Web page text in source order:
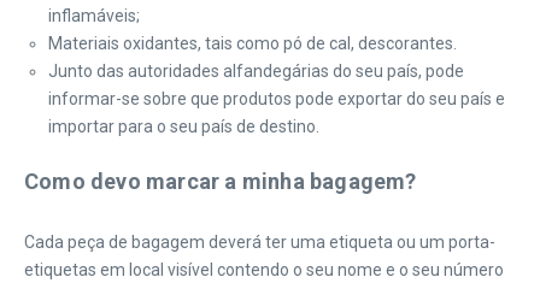
inflamáveis;
Materiais oxidantes, tais como pó de cal, descorantes.
Junto das autoridades alfandegárias do seu país, pode
informar-se sobre que produtos pode exportar do seu país e
importar para o seu país de destino.
Como devo marcar a minha bagagem?
Cada peça de bagagem deverá ter uma etiqueta ou um porta-
etiquetas em local visível contendo o seu nome e o seu número